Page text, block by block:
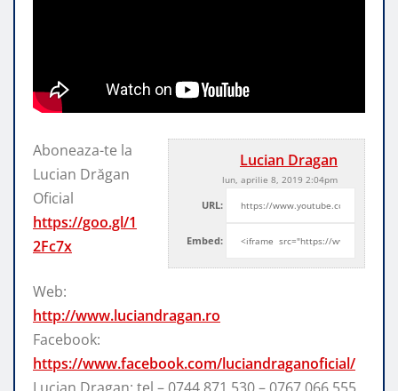
Lucian Dragan
lun, aprilie 8, 2019 2:04pm
URL:
Embed:
Aboneaza-te la
Lucian Drăgan
Oficial
https://goo.gl/1
2Fc7x
Web:
http://www.luciandragan.ro
Facebook:
https://www.facebook.com/luciandraganoficial/
Lucian Dragan: tel – 0744 871 530 – 0767 066 555